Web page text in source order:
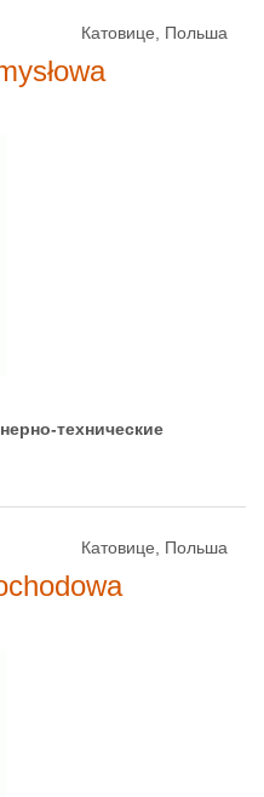
Катовице, Польша
техническиe
Катовице, Польша